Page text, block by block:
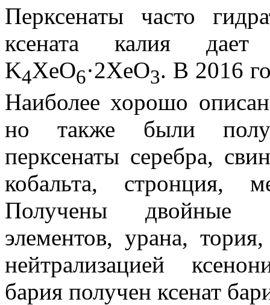
Перксенаты часто
ксената калия дает
K4XeO6·2XeO3. В 2016
Наиболее хорошо
но также были
перксенаты серебра,
кобальта, стронция,
Получены двойные
элементов, урана,
нейтрализацией
бария получен ксенат